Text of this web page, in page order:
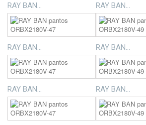
RAY BAN... RAY BAN...
RAY BAN... RAY BAN...
RAY BAN... RAY BAN...